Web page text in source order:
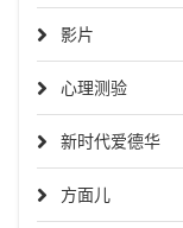
影片
心理测验
新时代爱德华
方面儿